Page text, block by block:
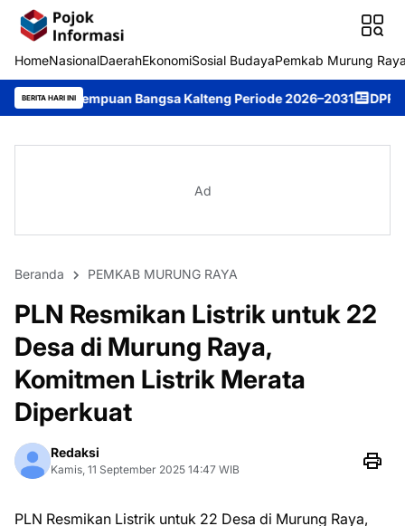
HomeNasionalDaerahEkonomiSosial BudayaPemkab Murung
BERITA HARI INI
Bangsa Kalteng Periode 2026–2031 DPRD Murung Raya
Ad
Beranda PEMKAB MURUNG RAYA
PLN Resmikan Listrik untuk 22
Desa di Murung Raya,
Komitmen Listrik Merata
Diperkuat
Redaksi
Kamis, 11 September 2025 14:47 WIB
PLN Resmikan Listrik untuk 22 Desa di Murung Raya,